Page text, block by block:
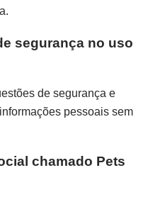
segurança no uso
de segurança e
pessoais sem
chamado Pets